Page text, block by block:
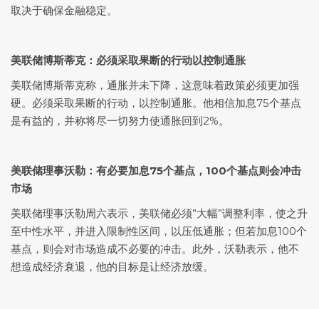
取决于确保金融稳定。
美联储博斯蒂克：必须采取果断的行动以控制通胀
美联储博斯蒂克称，通胀并未下降，这意味着政策必须更加强
硬。必须采取果断的行动，以控制通胀。他相信加息75个基点
是有益的，并称将尽一切努力使通胀回到2%。
美联储理事沃勒：有必要加息75个基点，100个基点则会冲击
市场
美联储理事沃勒周六表示，美联储必须”大幅”调整利率，使之升
至中性水平，并进入限制性区间，以压低通胀；但若加息100个
基点，则会对市场造成不必要的冲击。此外，沃勒表示，他不
想造成经济衰退，他的目标是让经济放缓。